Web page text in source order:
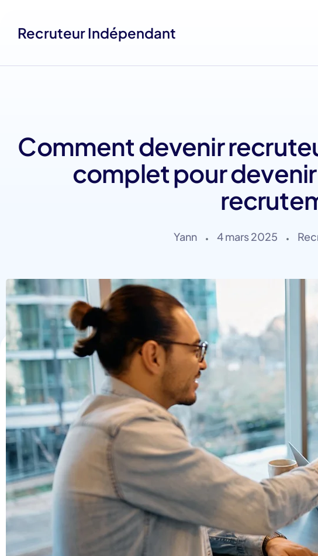
Recruteur Indépendant
Comment devenir
complet pour
Yann 4 mars 2025